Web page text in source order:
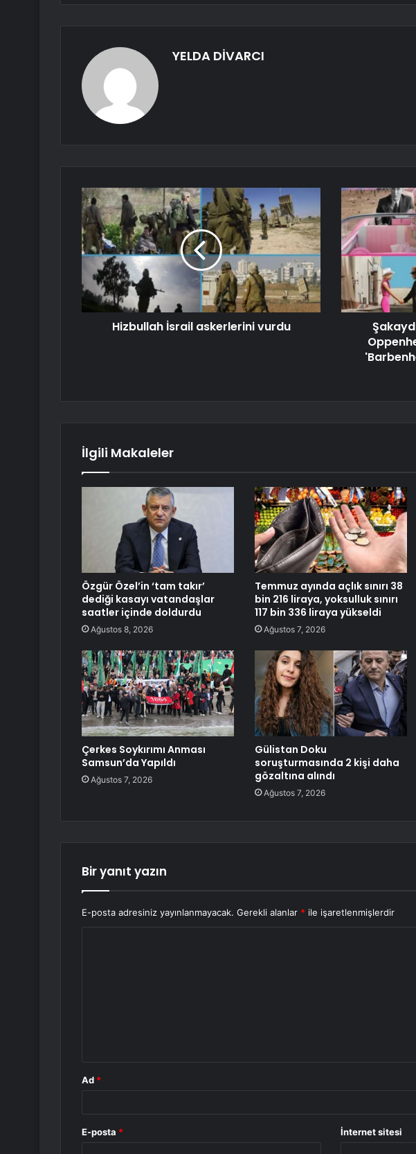
YELDA DİVARCI
Hizbullah İsrail askerlerini vurdu
İlgili Makaleler
Özgür Özel’in ‘tam takır’
dediği kasayı vatandaşlar
saatler içinde doldurdu
Ağustos 8, 2026
Temmuz ayında açlık sınırı 38
bin 216 liraya, yoksulluk sınırı
117 bin 336 liraya yükseldi
Ağustos 7, 2026
Çerkes Soykırımı Anması
Samsun’da Yapıldı
Ağustos 7, 2026
Gülistan Doku
soruşturmasında 2 kişi daha
gözaltına alındı
Ağustos 7, 2026
Bir yanıt yazın
E-posta adresiniz yayınlanmayacak. Gerekli alanlar * ile işaretlenmişlerdir
Ad *
E-posta * İnternet sitesi